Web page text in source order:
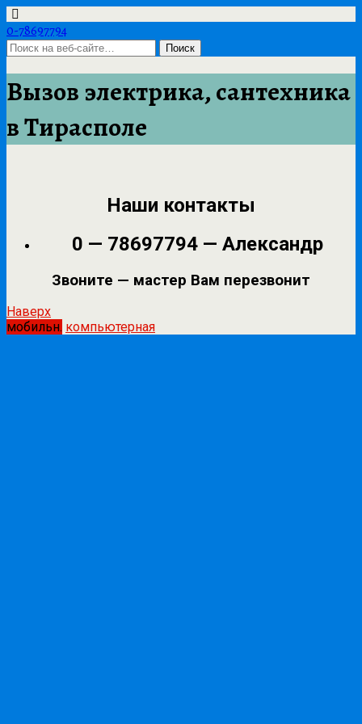
0-78697794
Вызов электрика, сантехника
в Тирасполе
Наши контакты
0 — 78697794 — Александр
Звоните — мастер Вам перезвонит
Наверх
мобильн. компьютерная